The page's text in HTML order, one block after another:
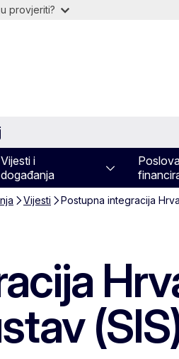
provjeriti?
Vijesti i
događanja
Vijesti Postupna integracija